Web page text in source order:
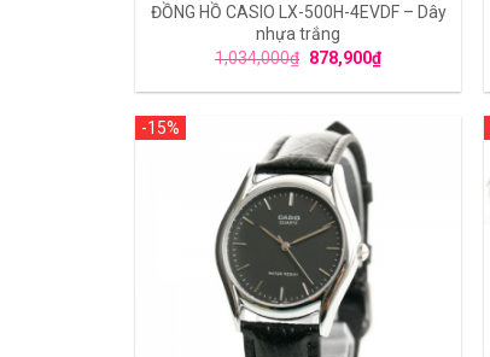
ĐỒNG HỒ CASIO LX-500H-4EVDF – Dây
nhựa trắng
1,034,000₫ 878,900₫
-15%